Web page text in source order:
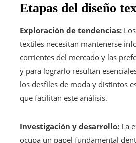
Etapas del diseño
Exploración de tendencias:
textiles necesitan mantenerse
corrientes del mercado y las
y para lograrlo resultan
los desfiles de moda y distintos
que facilitan este análisis.
Investigación y desarrollo: La
ocupa un papel fundamental